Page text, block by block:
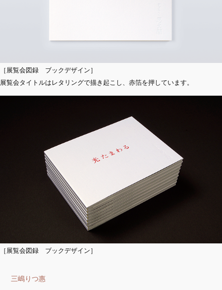
［展覧会図録 ブックデザイン］
展覧会タイトルはレタリングで描き起こし、赤箔を押しています。
［展覧会図録 ブックデザイン］
三嶋りつ惠